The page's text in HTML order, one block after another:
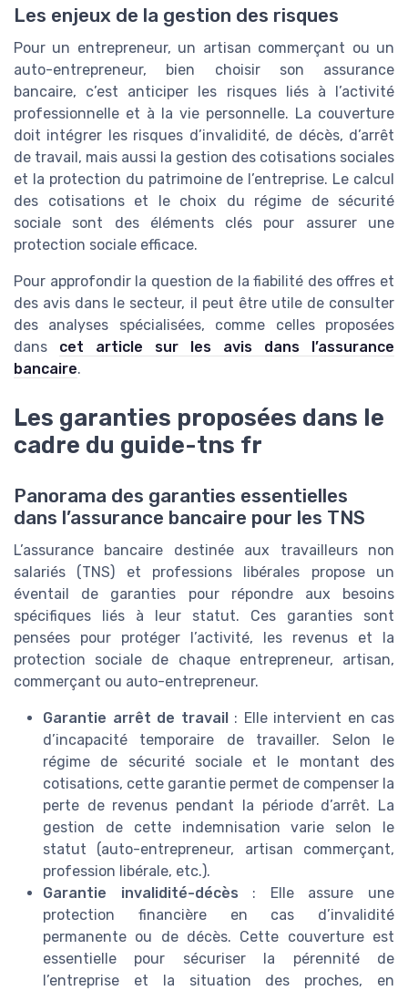
Les enjeux de la gestion des risques
Pour un entrepreneur, un artisan commerçant ou un
auto-entrepreneur, bien choisir son assurance
bancaire, c’est anticiper les risques liés à l’activité
professionnelle et à la vie personnelle. La couverture
doit intégrer les risques d’invalidité, de décès, d’arrêt
de travail, mais aussi la gestion des cotisations sociales
et la protection du patrimoine de l’entreprise. Le calcul
des cotisations et le choix du régime de sécurité
sociale sont des éléments clés pour assurer une
protection sociale efficace.
Pour approfondir la question de la fiabilité des offres et
des avis dans le secteur, il peut être utile de consulter
des analyses spécialisées, comme celles proposées
dans cet article sur les avis dans l’assurance
bancaire.
Les garanties proposées dans le
cadre du guide-tns fr
Panorama des garanties essentielles
dans l’assurance bancaire pour les TNS
L’assurance bancaire destinée aux travailleurs non
salariés (TNS) et professions libérales propose un
éventail de garanties pour répondre aux besoins
spécifiques liés à leur statut. Ces garanties sont
pensées pour protéger l’activité, les revenus et la
protection sociale de chaque entrepreneur, artisan,
commerçant ou auto-entrepreneur.
Garantie arrêt de travail : Elle intervient en cas
d’incapacité temporaire de travailler. Selon le
régime de sécurité sociale et le montant des
cotisations, cette garantie permet de compenser la
perte de revenus pendant la période d’arrêt. La
gestion de cette indemnisation varie selon le
statut (auto-entrepreneur, artisan commerçant,
profession libérale, etc.).
Garantie invalidité-décès : Elle assure une
protection financière en cas d’invalidité
permanente ou de décès. Cette couverture est
essentielle pour sécuriser la pérennité de
l’entreprise et la situation des proches, en